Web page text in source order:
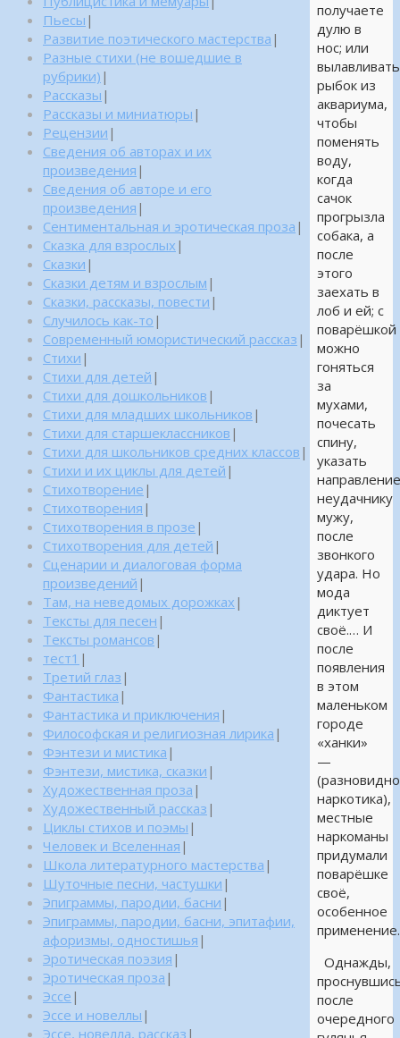
получаете
дулю в
нос; или
вылавливать
рыбок из
аквариума,
чтобы
поменять
воду,
когда
сачок
прогрызла
собака, а
после
этого
заехать в
лоб и ей; с
поварёшкой
можно
гоняться
за
мухами,
почесать
спину,
указать
неудачнику
мужу,
после
звонкого
удара. Но
мода
диктует
своё.… И
после
появления
в этом
маленьком
городе
«ханки»
—
наркотика),
местные
наркоманы
придумали
поварёшке
своё,
особенное
применение.
Однажды,
после
очередного
Пьесы |
Развитие поэтического мастерства |
Разные стихи (не вошедшие в
рубрики) |
Рассказы |
Рассказы и миниатюры |
Рецензии |
Сведения об авторах и их
произведения |
Сведения об авторе и его
произведения |
Сентиментальная и эротическая проза |
Сказка для взрослых |
Сказки |
Сказки детям и взрослым |
Сказки, рассказы, повести |
Случилось как-то |
Современный юмористический рассказ |
Стихи |
Стихи для детей |
Стихи для дошкольников |
Стихи для младших школьников |
Стихи для старшеклассников |
Стихи для школьников средних классов |
Стихи и их циклы для детей |
Стихотворение |
Стихотворения |
Стихотворения в прозе |
Стихотворения для детей |
Сценарии и диалоговая форма
произведений |
Там, на неведомых дорожках |
Тексты для песен |
Тексты романсов |
тест1 |
Третий глаз |
Фантастика |
Фантастика и приключения |
Философская и религиозная лирика |
Фэнтези и мистика |
Фэнтези, мистика, сказки |
Художественная проза |
Художественный рассказ |
Циклы стихов и поэмы |
Человек и Вселенная |
Школа литературного мастерства |
Шуточные песни, частушки |
Эпиграммы, пародии, басни |
Эпиграммы, пародии, басни, эпитафии,
афоризмы, одностишья |
Эротическая поэзия |
Эротическая проза |
Эссе |
Эссе и новеллы |
Эссе, новелла, рассказ |